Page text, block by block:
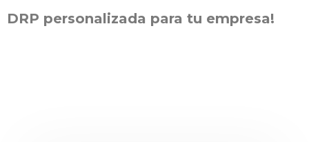
DRP personalizada para tu empresa!